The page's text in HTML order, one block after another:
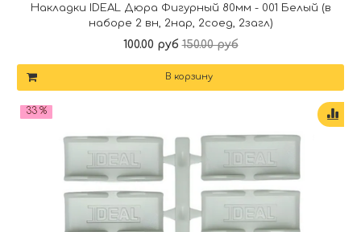
Накладки IDEAL Дюра Фигурный 80мм - 001 Белый (в
наборе 2 вн, 2нар, 2соед, 2загл)
100.00 руб 150.00 руб
В корзину
33 %